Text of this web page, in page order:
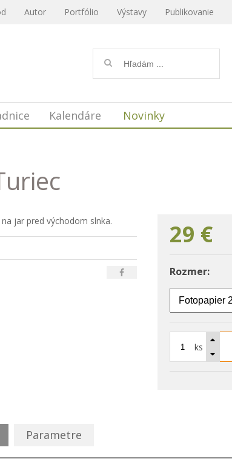
Autor Portfólio Výstavy Publikovanie
29 €
Rozmer:
ks
jar pred východom slnka.
Parametre
Kalendáre Novinky